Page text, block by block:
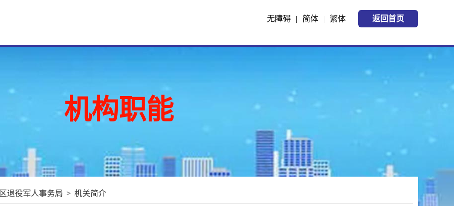
返回首页
繁体
|
简体
|
无障碍
机构职能
区退役军人事务局 > 机关简介